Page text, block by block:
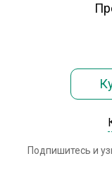
Подпишитесь и